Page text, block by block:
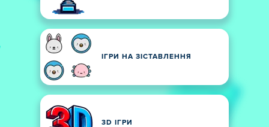
ІГРИ НА ЗІСТАВЛЕННЯ
3D ІГРИ